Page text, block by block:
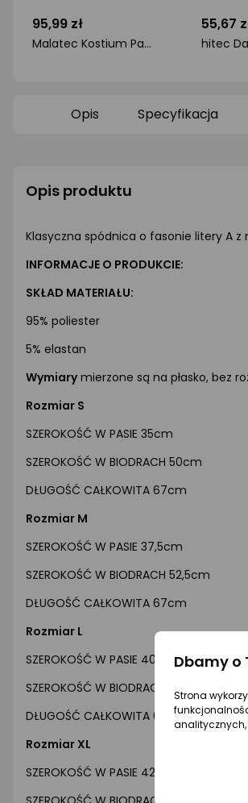
95,99 zł
Malatec Kostium Pani Mikołajowa Śnieżynka Sukienka, czapka, pasek, Strój
gwiazdki
55,67
gwiazdki
Opis Specyfikacja
Opis produktu
Klasyczna spódnica o fasonie litery A
INFORMACJE O PRODUKCIE:
SKŁAD MATERIAŁU:
95% poliester
5% elastan
Wymiarymierzone są na płasko, bez
Rozmiar S
SZEROKOŚĆ W PASIE 35cm
SZEROKOŚĆ W BIODRACH 50cm
DŁUGOŚĆ CAŁKOWITA 67cm
Rozmiar M
SZEROKOŚĆ W PASIE 37,5cm
SZEROKOŚĆ W BIODRACH 52,5cm
DŁUGOŚĆ CAŁKOWITA 67cm
Rozmiar L
SZEROKOŚĆ W PASIE 40cm
SZEROKOŚĆ W BIODRACH 55cm
DŁUGOŚĆ CAŁKOWITA 67cm
Rozmiar XL
SZEROKOŚĆ W PASIE 42,5cm
Dbamy o
Strona
analitycznych,